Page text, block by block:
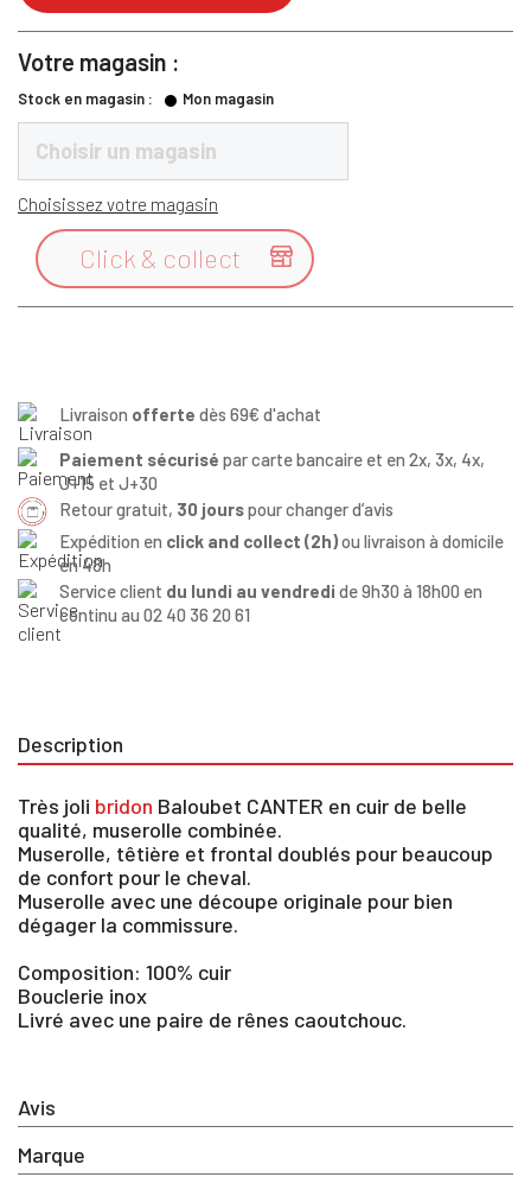
Votre magasin :
Stock en magasin : Mon magasin
Choisir un magasin
Choisissez votre magasin

Click & collect
Livraison offerte dès 69€ d'achat
Paiement sécurisé par carte bancaire et en 2x, 3x, 4x,
J+15 et J+30
Retour gratuit, 30 jourspour changer d’avis
Expédition en click and collect (2h)ou livraison à domicile
en 48h
Service client du lundi au vendredi de 9h30 à 18h00 en
continu au 02 40 36 20 61
Description
Avis
Marque
Très joli bridon Baloubet CANTER en cuir de belle
qualité, muserolle combinée.
Muserolle, têtière et frontal doublés pour beaucoup
de confort pour le cheval.
Muserolle avec une découpe originale pour bien
dégager la commissure.
Composition: 100% cuir
Bouclerie inox
Livré avec une paire de rênes caoutchouc.
×